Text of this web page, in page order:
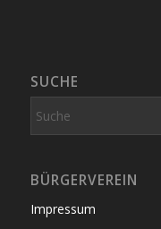
SUCHE
BÜRGERVEREIN
Impressum